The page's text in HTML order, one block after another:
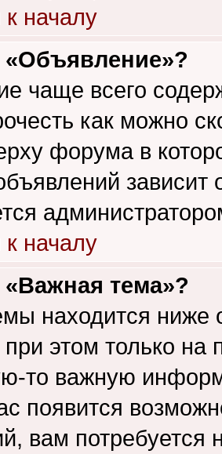
к началу
«Объявление»?
чаще всего
как можно
форума в
зависит
к началу
«Важная тема»?
находится ниже
этом только на
то важную
появится
вам потребуется